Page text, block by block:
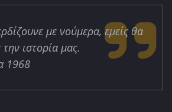
με νούμερα, εμείς θα
ιστορία μας.
1968